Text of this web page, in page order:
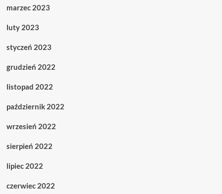
marzec 2023
luty 2023
styczeń 2023
grudzień 2022
listopad 2022
październik 2022
wrzesień 2022
sierpień 2022
lipiec 2022
czerwiec 2022